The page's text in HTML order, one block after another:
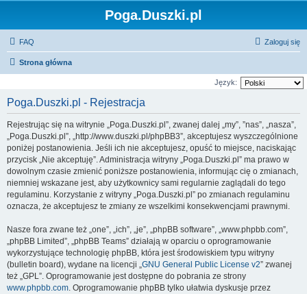
Poga.Duszki.pl
FAQ Zaloguj się
Strona główna
Język:
Poga.Duszki.pl - Rejestracja
Rejestrując się na witrynie „Poga.Duszki.pl”, zwanej dalej „my”, ”nas”, „nasza”,
„Poga.Duszki.pl”, „http://www.duszki.pl/phpBB3”, akceptujesz wyszczególnione
poniżej postanowienia. Jeśli ich nie akceptujesz, opuść to miejsce, naciskając
przycisk „Nie akceptuję”. Administracja witryny „Poga.Duszki.pl” ma prawo w
dowolnym czasie zmienić poniższe postanowienia, informując cię o zmianach,
niemniej wskazane jest, aby użytkownicy sami regularnie zaglądali do tego
regulaminu. Korzystanie z witryny „Poga.Duszki.pl” po zmianach regulaminu
oznacza, że akceptujesz te zmiany ze wszelkimi konsekwencjami prawnymi.
Nasze fora zwane też „one”, „ich”, „je”, „phpBB software”, „www.phpbb.com”,
„phpBB Limited”, „phpBB Teams” działają w oparciu o oprogramowanie
wykorzystujące technologię phpBB, która jest środowiskiem typu witryny
(bulletin board), wydane na licencji „GNU General Public License v2” zwanej
też „GPL”. Oprogramowanie jest dostępne do pobrania ze strony
www.phpbb.com. Oprogramowanie phpBB tylko ułatwia dyskusje przez